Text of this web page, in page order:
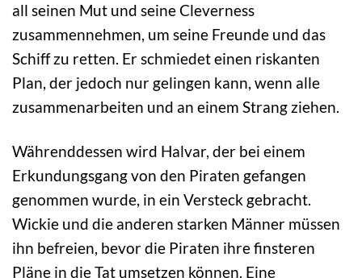
all seinen Mut und seine Cleverness
zusammennehmen, um seine Freunde und das
Schiff zu retten. Er schmiedet einen riskanten
Plan, der jedoch nur gelingen kann, wenn alle
zusammenarbeiten und an einem Strang ziehen.
Währenddessen wird Halvar, der bei einem
Erkundungsgang von den Piraten gefangen
genommen wurde, in ein Versteck gebracht.
Wickie und die anderen starken Männer müssen
ihn befreien, bevor die Piraten ihre finsteren
Pläne in die Tat umsetzen können. Eine